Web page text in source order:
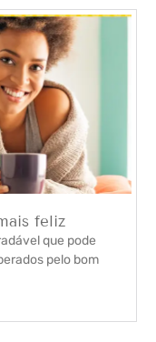
feliz
que pode
pelo bom